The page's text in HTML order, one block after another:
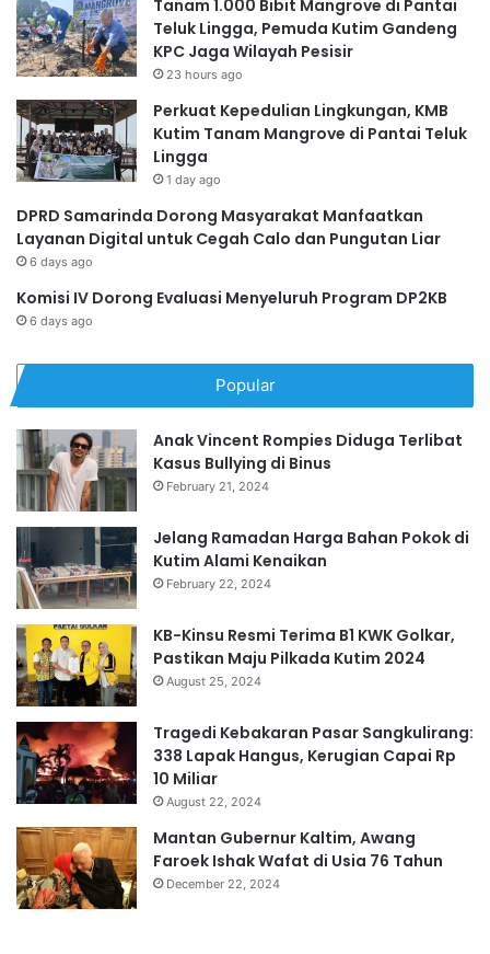
Tanam 1.000 Bibit Mangrove di Pantai
Teluk Lingga, Pemuda Kutim Gandeng
KPC Jaga Wilayah Pesisir
23 hours ago
Perkuat Kepedulian Lingkungan, KMB
Kutim Tanam Mangrove di Pantai Teluk
Lingga
1 day ago
DPRD Samarinda Dorong Masyarakat Manfaatkan
Layanan Digital untuk Cegah Calo dan Pungutan Liar
6 days ago
Komisi IV Dorong Evaluasi Menyeluruh Program DP2KB
6 days ago
Popular
Anak Vincent Rompies Diduga Terlibat
Kasus Bullying di Binus
February 21, 2024
Jelang Ramadan Harga Bahan Pokok di
Kutim Alami Kenaikan
February 22, 2024
KB-Kinsu Resmi Terima B1 KWK Golkar,
Pastikan Maju Pilkada Kutim 2024
August 25, 2024
Tragedi Kebakaran Pasar Sangkulirang:
338 Lapak Hangus, Kerugian Capai Rp
10 Miliar
August 22, 2024
Mantan Gubernur Kaltim, Awang
Faroek Ishak Wafat di Usia 76 Tahun
December 22, 2024